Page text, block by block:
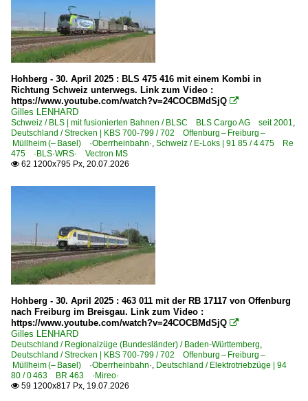
6 103 BR 103.1
6 110 BR 110.1 E 10 'Kasten' Private
6 110 BR 110.3 E 10 'Bügelfalte'
6 111 BR 111
6 115 BR 115 DB Fernverkehr
6 151 BR 151
6 151 BR 151 Private
6 155 BR 155 DR 250 'Energiecontainer'
6 181 BR 181.0 · BR 181.1 E 310
Elektrotriebzüge | 93 8x | ICE - IC
ICE 1 BR 401 · 5 401 · 5 801-804 ganze Züge
ICE 1 BR 401 · 5 401 · 5 801-804 Triebköpfe oder Züge
ICE 3 BR 403 · 5 403
ICE 3 BR 407 · 5 407 ·Velaro D·
ICE 3 M BR 406 · 5 406
ICE 3neo BR 408 · 5 408 ·Velaro MS·
ICE 4 BR 412 · x 412 · x 812
Hohberg - 30. April 2025 : BLS 475 416 mit einem Kombi in
Richtung Schweiz unterwegs. Link zum Video :
https://www.youtube.com/watch?v=24COCBMdSjQ 
Gilles LENHARD
Schweiz / BLS | mit fusionierten Bahnen / BLSC BLS Cargo AG seit 2001,
Deutschland / Strecken | KBS 700-799 / 702 Offenburg – Freiburg –
Müllheim (– Basel) ·Oberrheinbahn·, Schweiz / E-Loks | 91 85 / 4 475 Re
475 ·BLS·WRS· Vectron MS
 62 1200x795 Px, 20.07.2026
Hohberg - 30. April 2025 : 463 011 mit der RB 17117 von Offenburg
nach Freiburg im Breisgau. Link zum Video :
https://www.youtube.com/watch?v=24COCBMdSjQ 
Gilles LENHARD
Deutschland / Regionalzüge (Bundesländer) / Baden-Württemberg,
Deutschland / Strecken | KBS 700-799 / 702 Offenburg – Freiburg –
Müllheim (– Basel) ·Oberrheinbahn·, Deutschland / Elektrotriebzüge | 94
80 / 0 463 BR 463 ·Mireo·
 59 1200x817 Px, 19.07.2026